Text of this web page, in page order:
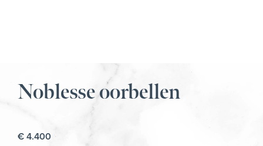
Noblesse oorbellen
€4.400